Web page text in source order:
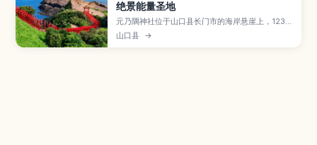
绝景能量圣地
元乃隅神社位于山口县长门市的海岸悬崖上，123座
红色鸟居一路延伸向日本海，与蓝天碧海构成震撼
的绝景，被CNN评为“日本最美景点”之一。文章将
山口县 →